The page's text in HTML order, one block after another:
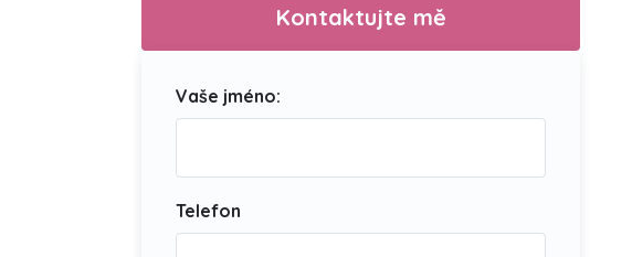
Kontaktujte mě
Vaše jméno:
Telefon